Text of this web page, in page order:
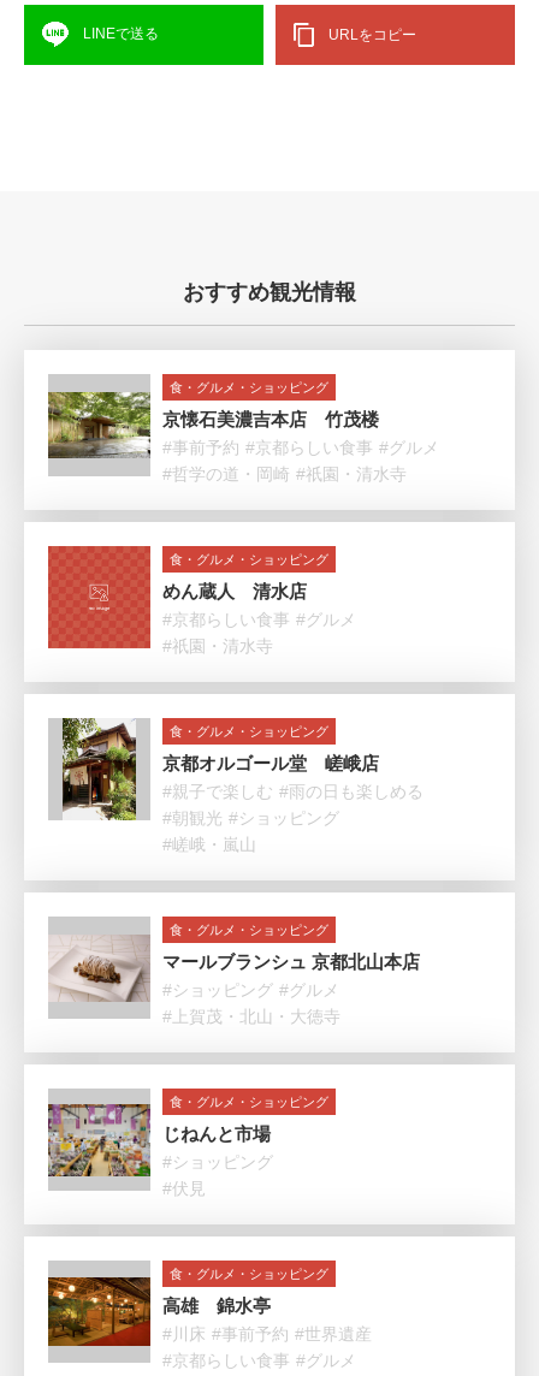
LINEで送る URLをコピー
おすすめ観光情報
食・グルメ・ショッピング
京懐石美濃吉本店 竹茂楼
#事前予約 #京都らしい食事 #グルメ
#哲学の道・岡崎 #祇園・清水寺
食・グルメ・ショッピング
めん蔵人 清水店
#京都らしい食事 #グルメ
#祇園・清水寺
食・グルメ・ショッピング
京都オルゴール堂 嵯峨店
#親子で楽しむ #雨の日も楽しめる
#朝観光 #ショッピング
#嵯峨・嵐山
食・グルメ・ショッピング
マールブランシュ 京都北山本店
#ショッピング #グルメ
#上賀茂・北山・大徳寺
食・グルメ・ショッピング
じねんと市場
#ショッピング
#伏見
食・グルメ・ショッピング
高雄 錦水亭
#川床 #事前予約 #世界遺産
#京都らしい食事 #グルメ